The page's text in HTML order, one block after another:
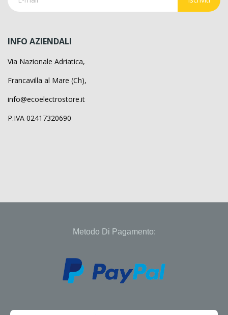
INFO AZIENDALI
Via Nazionale Adriatica,
Francavilla al Mare (Ch),
info@ecoelectrostore.it
P.IVA 02417320690
Metodo Di Pagamento: